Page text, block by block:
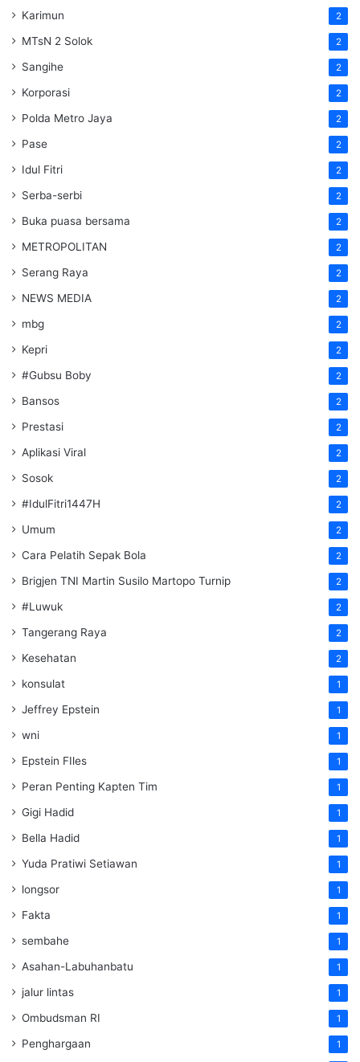
Karimun 2
MTsN 2 Solok 2
Sangihe 2
Korporasi 2
Polda Metro Jaya 2
Pase 2
Idul Fitri 2
Serba-serbi 2
Buka puasa bersama 2
METROPOLITAN 2
Serang Raya 2
NEWS MEDIA 2
mbg 2
Kepri 2
#Gubsu Boby 2
Bansos 2
Prestasi 2
Aplikasi Viral 2
Sosok 2
#IdulFitri1447H 2
Umum 2
Cara Pelatih Sepak Bola 2
Brigjen TNI Martin Susilo Martopo Turnip 2
#Luwuk 2
Tangerang Raya 2
Kesehatan 2
konsulat 1
Jeffrey Epstein 1
wni 1
Epstein FIles 1
Peran Penting Kapten Tim 1
Gigi Hadid 1
Bella Hadid 1
Yuda Pratiwi Setiawan 1
longsor 1
Fakta 1
sembahe 1
Asahan-Labuhanbatu 1
jalur lintas 1
Ombudsman RI 1
Penghargaan 1